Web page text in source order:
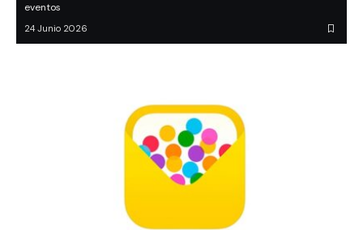
eventos
24 Junio 2026